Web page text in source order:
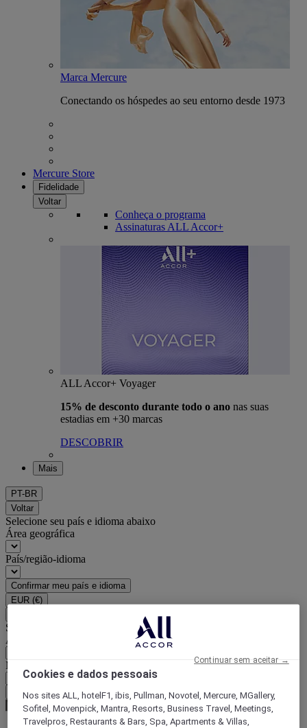
Marca Mercure
Conectando os hóspedes ao seu entorno desde 1973
Mercure Store
Fidelidade
Voltar
Conheça o programa
Assinaturas ALL Accor+
ALL Accor+ Voyager
15% de desconto durante todo o ano nas suas
estadias em +30 marcas
DESCOBRIR
Mais
PT-BR
Voltar
Selecione seu país e idioma abaixo
Área geográfica
País/região-idioma
Confirmar meu país e idioma
EUR (€)
Selecione sua moeda abaixo
Área geográfica
Moeda
Confirmar minha moeda
Cookies e dados pessoais
Nos sites ALL, hotelF1, ibis, Pullman, Novotel, Mercure, MGallery,
Sofitel, Movenpick, Mantra, Resorts, Business Travel, Meetings,
Travelpros, Restaurants & Bars, Spa, Apartments & Villas,
Continuar sem aceitar →